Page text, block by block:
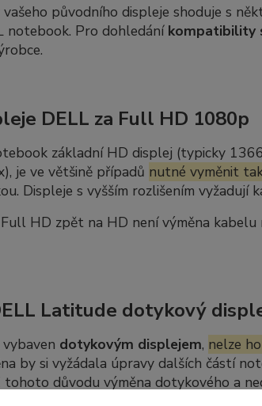
vašeho původního displeje shoduje s
notebook. Pro dohledání kompatibility
DELL za Full HD 1080p
základní HD displej (typicky
je ve většině případů nutné vyměnit
Displeje s vyšším rozlišením
HD zpět na HD není výměna
Latitude dotykový
dotykovým displejem, nelze
by si vyžádala úpravy dalších částí
důvodu výměna dotykového a